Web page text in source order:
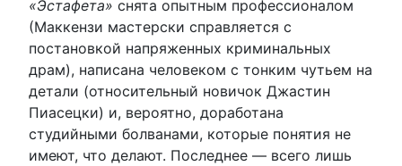
«Эстафета» снята опытным профессионалом
(Маккензи мастерски справляется с
постановкой напряженных криминальных
драм), написана человеком с тонким чутьем на
детали (относительный новичок Джастин
Пиасецки) и, вероятно, доработана
студийными болванами, которые понятия не
имеют, что делают. Последнее — всего лишь